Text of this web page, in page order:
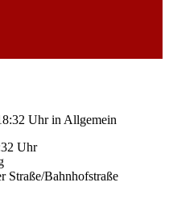
Uhrin Allgemein
Uhr
Straße/Bahnhofstraße